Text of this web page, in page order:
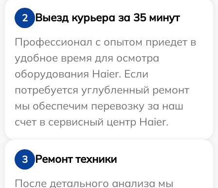
2
Выезд курьера за 35 минут
Профессионал с опытом приедет в
удобное время для осмотра
оборудования Haier. Если
потребуется углубленный ремонт
мы обеспечим перевозку за наш
счет в сервисный центр Haier.
3
Ремонт техники
После детального анализа мы